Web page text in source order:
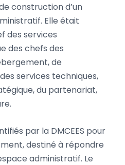
construction d’un
Elle était
des services
des chefs des
de
services techniques,
du partenariat,
par la DMCEES pour
destiné à répondre
administratif. Le